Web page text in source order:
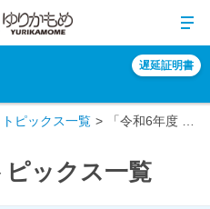
遅延証明書
ピックス一覧
ックス一覧